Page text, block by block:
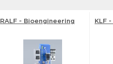
RALF - Bioengineering KLF